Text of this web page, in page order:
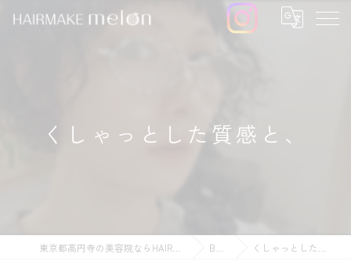
くしゃっとした質感と、
BLOG くしゃっとした質感と、